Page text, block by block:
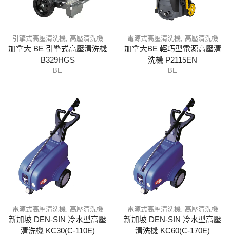
引擎式高壓清洗機, 高壓清洗機
加拿大 BE 引擎式高壓清洗機
B329HGS
BE
電源式高壓清洗機, 高壓清洗機
加拿大BE 輕巧型電源高壓清
洗機 P2115EN
BE
電源式高壓清洗機, 高壓清洗機
新加坡 DEN-SIN 冷水型高壓
清洗機 KC30(C-110E)
電源式高壓清洗機, 高壓清洗機
新加坡 DEN-SIN 冷水型高壓
清洗機 KC60(C-170E)